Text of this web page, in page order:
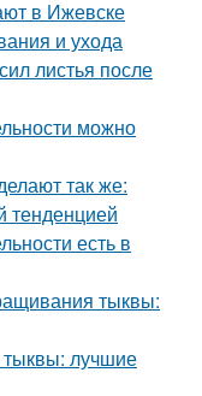
в Ижевске
и ухода
листья после
можно
так же:
тенденцией
есть в
тыквы:
тыквы: лучшие